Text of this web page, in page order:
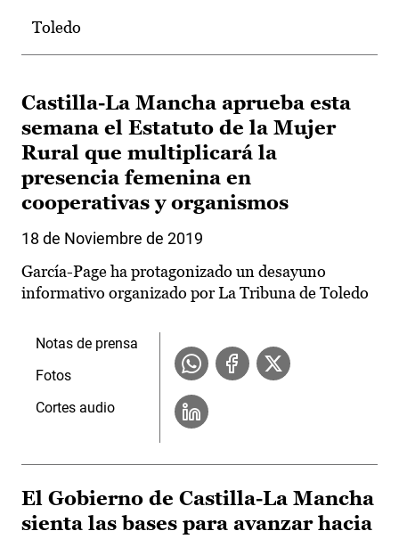
Toledo
Castilla-La Mancha aprueba esta
semana el Estatuto de la Mujer
Rural que multiplicará la
presencia femenina en
cooperativas y organismos
18 de Noviembre de 2019
García-Page ha protagonizado un desayuno
informativo organizado por La Tribuna de Toledo
Notas de prensa
Fotos
Cortes audio
El Gobierno de Castilla-La Mancha
sienta las bases para avanzar hacia